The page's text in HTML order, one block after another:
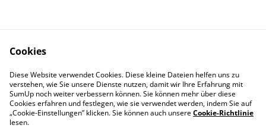
Contact Us
Legal Terms
Privacy Policy
Cookie Policy
Cookies
Diese Website verwendet Cookies. Diese kleine Dateien helfen uns zu
verstehen, wie Sie unsere Dienste nutzen, damit wir Ihre Erfahrung mit
SumUp noch weiter verbessern können. Sie können mehr über diese
Cookies erfahren und festlegen, wie sie verwendet werden, indem Sie auf
„Cookie-Einstellungen” klicken. Sie können auch unsereCookie-Richtlinie
lesen.